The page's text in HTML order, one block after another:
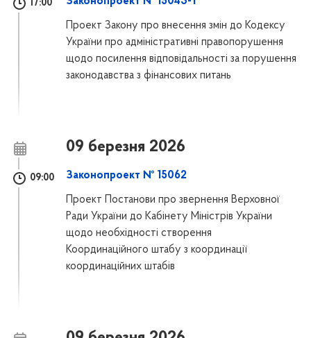
17:00
Проект Закону про внесення змін до Кодексу
України про адміністративні правопорушення
щодо посилення відповідальності за порушення
законодавства з фінансових питань
09 березня 2026
09:00 Законопроект № 15062
Проект Постанови про звернення Верховної
Ради України до Кабінету Міністрів України
щодо необхідності створення
Координаційного штабу з координації
координаційних штабів